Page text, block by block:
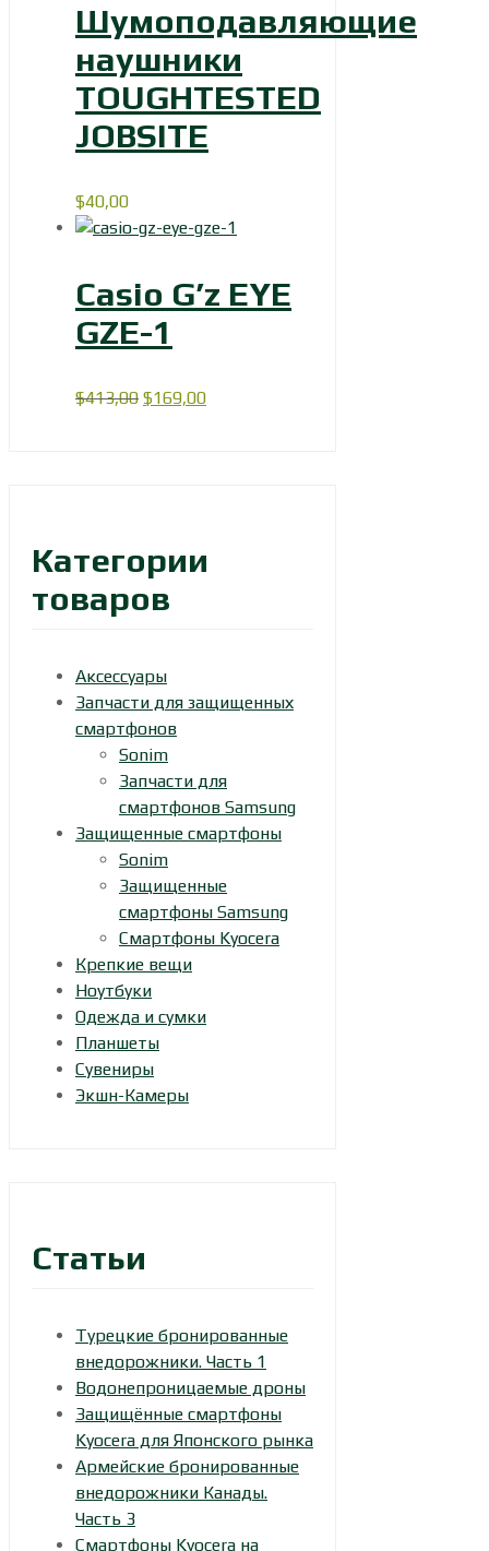
Шумоподавляющие
наушники
TOUGHTESTED
JOBSITE
$40,00
Casio G’z EYE
GZE-1
$413,00 Первоначальная
$169,00Текущая
Категории
товаров
Аксессуары
Запчасти для защищенных
смартфонов
Sonim
Запчасти для
смартфонов Samsung
Защищенные смартфоны
Sonim
Защищенные
смартфоны Samsung
Смартфоны Kyocera
Крепкие вещи
Ноутбуки
Одежда и сумки
Планшеты
Сувениры
Экшн-Камеры
Статьи
Турецкие бронированные
внедорожники. Часть 1
Водонепроницаемые дроны
Защищённые смартфоны
Kyocera для Японского рынка
Армейские бронированные
внедорожники Канады.
Часть 3
Смартфоны Kyocera на